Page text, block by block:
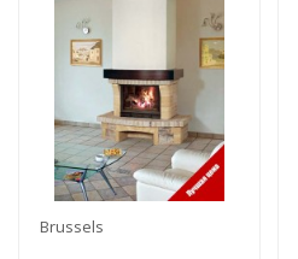
Brussels